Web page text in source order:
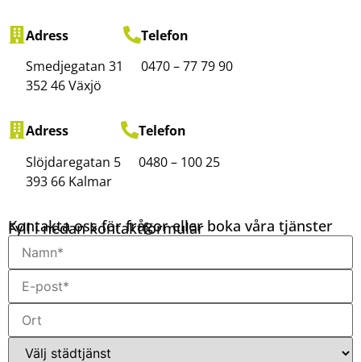
Adress
Smedjegatan 31
352 46 Växjö
Telefon
0470 – 77 79 90
Adress
Slöjdaregatan 5
393 66 Kalmar
Telefon
0480 – 100 25
Kontakta oss för frågor eller boka våra tjänster
Fyll i nedan kontaktformulär